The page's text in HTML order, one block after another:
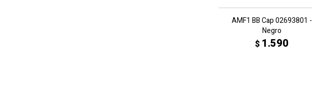
AMF1 BB Cap 02693801 -
Negro
$ 1.590